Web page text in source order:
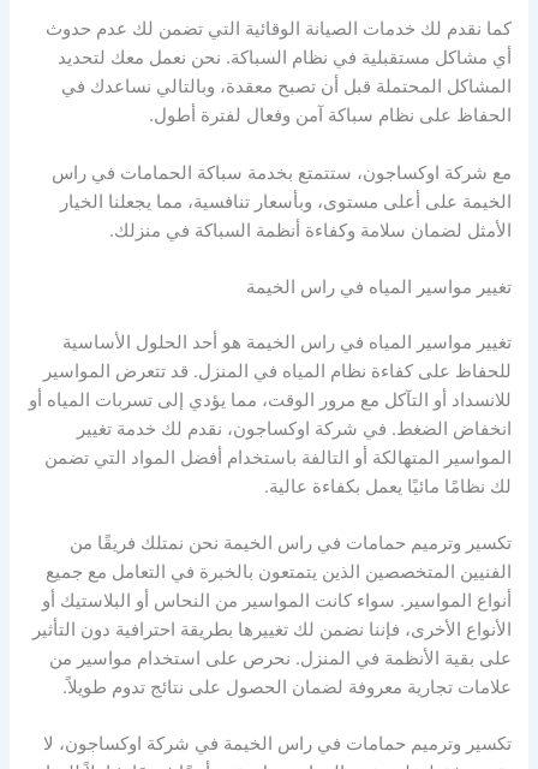
كما نقدم لك خدمات الصيانة الوقائية التي تضمن لك عدم حدوث
أي مشاكل مستقبلية في نظام السباكة. نحن نعمل معك لتحديد
المشاكل المحتملة قبل أن تصبح معقدة، وبالتالي نساعدك في
الحفاظ على نظام سباكة آمن وفعال لفترة أطول.
مع شركة اوكساجون، ستتمتع بخدمة سباكة الحمامات في راس
الخيمة على أعلى مستوى، وبأسعار تنافسية، مما يجعلنا الخيار
الأمثل لضمان سلامة وكفاءة أنظمة السباكة في منزلك.
تغيير مواسير المياه في راس الخيمة
تغيير مواسير المياه في راس الخيمة هو أحد الحلول الأساسية
للحفاظ على كفاءة نظام المياه في المنزل. قد تتعرض المواسير
للانسداد أو التآكل مع مرور الوقت، مما يؤدي إلى تسربات المياه أو
انخفاض الضغط. في شركة اوكساجون، نقدم لك خدمة تغيير
المواسير المتهالكة أو التالفة باستخدام أفضل المواد التي تضمن
لك نظامًا مائيًا يعمل بكفاءة عالية.
تكسير وترميم حمامات في راس الخيمة نحن نمتلك فريقًا من
الفنيين المتخصصين الذين يتمتعون بالخبرة في التعامل مع جميع
أنواع المواسير. سواء كانت المواسير من النحاس أو البلاستيك أو
الأنواع الأخرى، فإننا نضمن لك تغييرها بطريقة احترافية دون التأثير
على بقية الأنظمة في المنزل. نحرص على استخدام مواسير من
علامات تجارية معروفة لضمان الحصول على نتائج تدوم طويلاً.
تكسير وترميم حمامات في راس الخيمة في شركة اوكساجون، لا